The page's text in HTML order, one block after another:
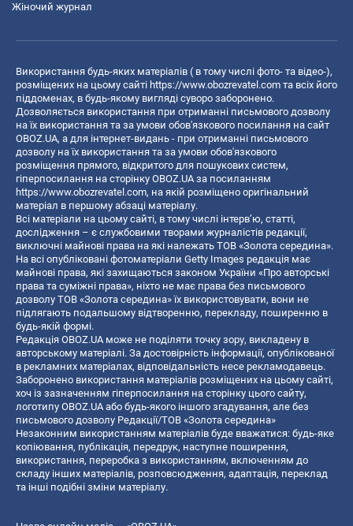
Жіночий журнал
Використання будь-яких матеріалів ( в тому числі фото- та відео-),
розміщених на цьому сайті https://www.obozrevatel.com та всіх його
піддоменах, в будь-якому вигляді суворо заборонено.
Дозволяється використання при отриманні письмового дозволу
на їх використання та за умови обов'язкового посилання на сайт
OBOZ.UA, а для інтернет-видань - при отриманні письмового
дозволу на їх використання та за умови обов'язкового
розміщення прямого, відкритого для пошукових систем,
гіперпосилання на сторінку OBOZ.UA за посиланням
https://www.obozrevatel.com, на якій розміщено оригінальний
матеріал в першому абзаці матеріалу.
Всі матеріали на цьому сайті, в тому числі інтерв’ю, статті,
дослідження – є службовими творами журналістів редакції,
виключні майнові права на які належать ТОВ «Золота середина».
На всі опубліковані фотоматеріали Getty Images редакція має
майнові права, які захищаються законом України «Про авторські
права та суміжні права», ніхто не має права без письмового
дозволу ТОВ «Золота середина» їх використовувати, вони не
підлягають подальшому відтворенню, перекладу, поширенню в
будь-якій формі.
Редакція OBOZ.UA може не поділяти точку зору, викладену в
авторському матеріалі. За достовірність інформації, опублікованої
в рекламних матеріалах, відповідальність несе рекламодавець.
Заборонено використання матеріалів розміщених на цьому сайті,
хоч із зазначенням гіперпосилання на сторінку цього сайту,
логотипу OBOZ.UA або будь-якого іншого згадування, але без
письмового дозволу Редакції/ТОВ «Золота середина»
Незаконним використанням матеріалів буде вважатися: будь-яке
копiювання, публiкацiя, передрук, наступне поширення,
використання, переробка з використанням, включенням до
складу інших матеріалів, розповсюдження, адаптація, переклад
та інші подібні зміни матеріалу.